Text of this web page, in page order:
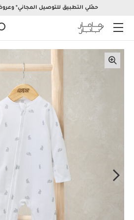
حمّلي التطبيق للتوصيل المجاني*